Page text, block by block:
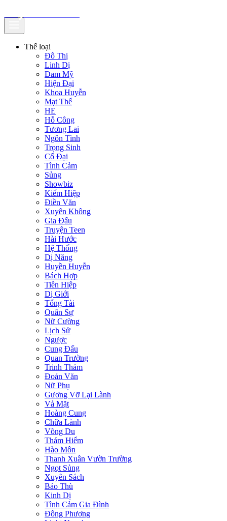
Thể loại
Đô Thị
Linh Dị
Đam Mỹ
Hiện Đại
Khoa Huyễn
Mạt Thế
HE
Hỗ Công
Tương Lai
Ngôn Tình
Trọng Sinh
Cổ Đại
Tình Cảm
Sủng
Showbiz
Kiếm Hiệp
Điền Văn
Xuyên Không
Gia Đấu
Truyện Teen
Hài Hước
Hệ Thống
Dị Năng
Huyền Huyễn
Bách Hợp
Tiên Hiệp
Dị Giới
Tổng Tài
Quân Sự
Nữ Cường
Lịch Sử
Ngược
Cung Đấu
Quan Trường
Trinh Thám
Đoản Văn
Nữ Phụ
Gương Vỡ Lại Lành
Vả Mặt
Hoàng Cung
Chữa Lành
Võng Du
Thám Hiểm
Hào Môn
Thanh Xuân Vườn Trường
Ngọt Sủng
Xuyên Sách
Báo Thù
Kinh Dị
Tình Cảm Gia Đình
Đông Phương